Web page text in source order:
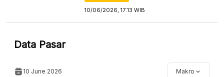
10/06/2026, 17:13 WIB
Data Pasar
10 June 2026 Makro